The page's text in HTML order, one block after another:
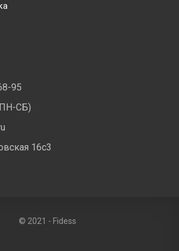
95
СБ)
16с3
© 2021 - Fidess